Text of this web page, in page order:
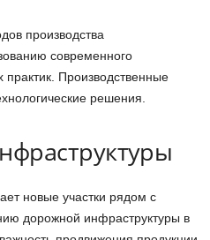
производства
современного
Производственные
решения.
новые участки рядом с
дорожной инфраструктуры в